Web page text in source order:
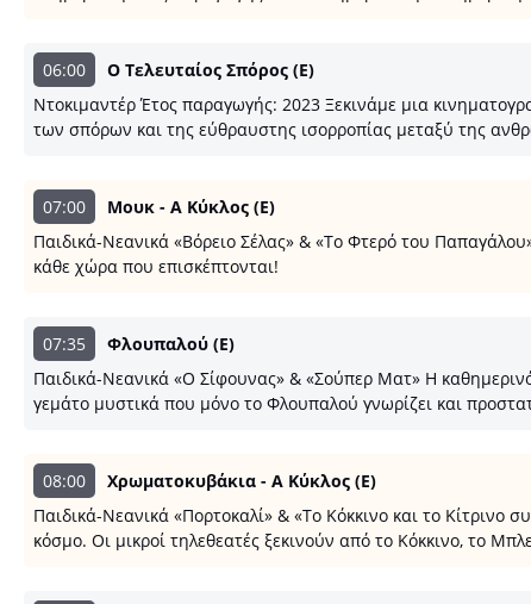
06:00
Ο Τελευταίος Σπόρος (E)
Ντοκιμαντέρ Έτος παραγωγής: 2023 Ξεκινάμε μια
των σπόρων και της εύθραυστης ισορροπίας μεταξύ της
07:00
Μουκ - Α Κύκλος (E)
Παιδικά-Νεανικά «Βόρειο Σέλας» & «Το Φτερό του
κάθε χώρα που επισκέπτονται!
07:35
Φλουπαλού (E)
Παιδικά-Νεανικά «Ο Σίφουνας» & «Σούπερ Ματ» Η
γεμάτο μυστικά που μόνο το Φλουπαλού γνωρίζει και
08:00
Χρωματοκυβάκια - Α Κύκλος (E)
Παιδικά-Νεανικά «Πορτοκαλί» & «To Kόκκινο και το
κόσμο. Οι μικροί τηλεθεατές ξεκινούν από το Κόκκινο, το